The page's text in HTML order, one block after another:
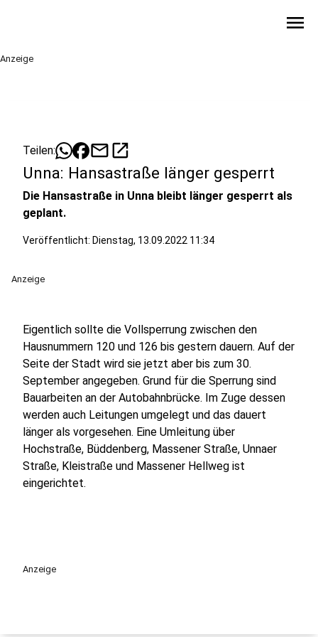
menu
Anzeige
Teilen: mailopen_in_new
Unna: Hansastraße länger gesperrt
Die Hansastraße in Unna bleibt länger gesperrt als
geplant.
Veröffentlicht: Dienstag, 13.09.2022 11:34
Anzeige
Eigentlich sollte die Vollsperrung zwischen den
Hausnummern 120 und 126 bis gestern dauern. Auf der
Seite der Stadt wird sie jetzt aber bis zum 30.
September angegeben. Grund für die Sperrung sind
Bauarbeiten an der Autobahnbrücke. Im Zuge dessen
werden auch Leitungen umgelegt und das dauert
länger als vorgesehen. Eine Umleitung über
Hochstraße, Büddenberg, Massener Straße, Unnaer
Straße, Kleistraße und Massener Hellweg ist
eingerichtet.
Anzeige